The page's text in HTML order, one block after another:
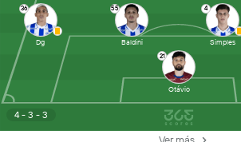
4 - 3 - 3
55
Baldini
4
Simples
36
Dg
21
Otávio